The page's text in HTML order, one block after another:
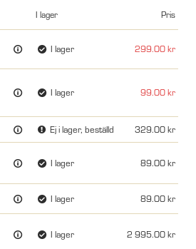
I lager Pris
I lager 299.00
I lager 99.00
Ej i lager, beställd 329.00
I lager 89.00
I lager 89.00
I lager 2 995.00